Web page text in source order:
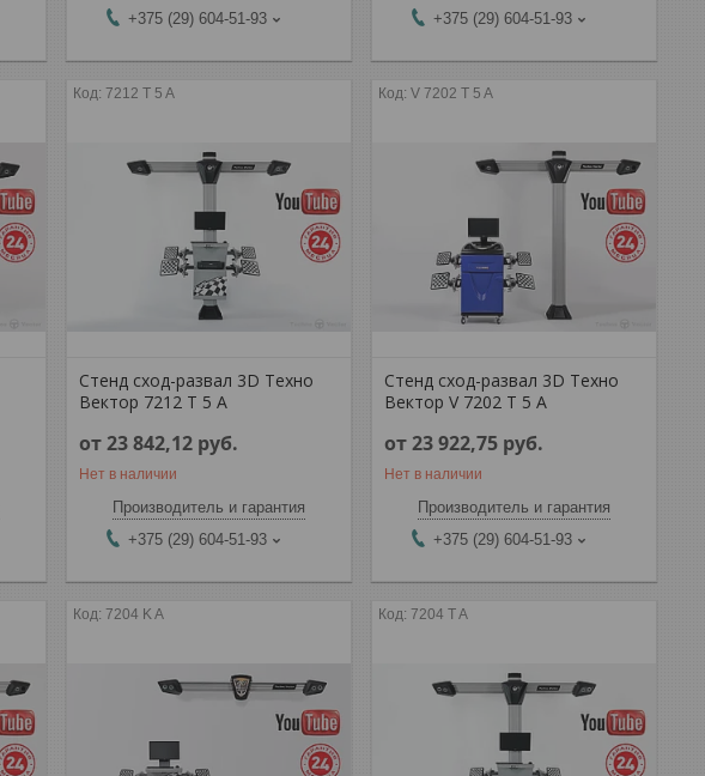
+375 (29) 604-51-93
+375 (29) 604-51-93
7212 T 5 A
Стенд сход-развал 3D Техно
Вектор 7212 T 5 A
от 23 842,12 руб.
Нет в наличии
Производитель и гарантия
+375 (29) 604-51-93
V 7202 T 5 A
Стенд сход-развал 3D Техно
Вектор V 7202 T 5 A
от 23 922,75 руб.
Нет в наличии
Производитель и гарантия
+375 (29) 604-51-93
7204 K A 7204 T A